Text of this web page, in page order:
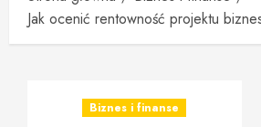
Jak ocenić rentowność projektu
Biznes i finanse